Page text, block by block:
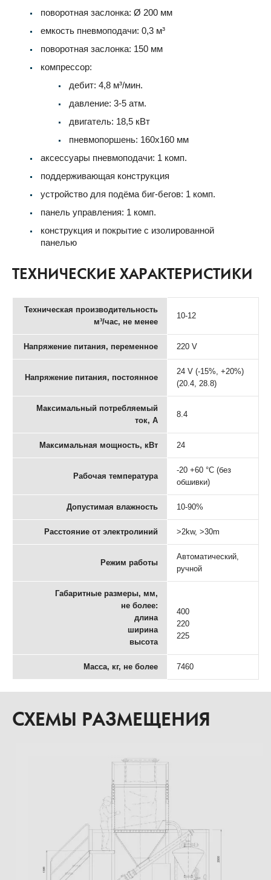
поворотная заслонка: Ø 200 мм
емкость пневмоподачи: 0,3 м³
поворотная заслонка: 150 мм
компрессор:
дебит: 4,8 м³/мин.
давление: 3-5 атм.
двигатель: 18,5 кВт
пневмопоршень: 160х160 мм
аксессуары пневмоподачи: 1 комп.
поддерживающая конструкция
устройство для подёма биг-бегов: 1 комп.
панель управления: 1 комп.
конструкция и покрытие с изолированной
панелью
ТЕХНИЧЕСКИЕ ХАРАКТЕРИСТИКИ
Техническая производительность
м³/час, не менее
10-12
Напряжение питания, переменное 220 V
Напряжение питания, постоянное
24 V (-15%, +20%)
(20.4, 28.8)
Максимальный потребляемый
ток, А
8.4
Максимальная мощность, кВт 24
Рабочая температура
-20 +60 °С (без
обшивки)
Допустимая влажность 10-90%
Расстояние от электролиний >2kw, >30m
Режим работы
Автоматический,
ручной
Габаритные размеры, мм,
не более:
длина
ширина
высота
400
220
225
Масса, кг, не более 7460
СХЕМЫ РАЗМЕЩЕНИЯ